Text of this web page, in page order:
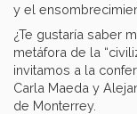
y el
¿Te gustaría saber
metáfora de la
invitamos a la
Carla Maeda y
de Monterrey.